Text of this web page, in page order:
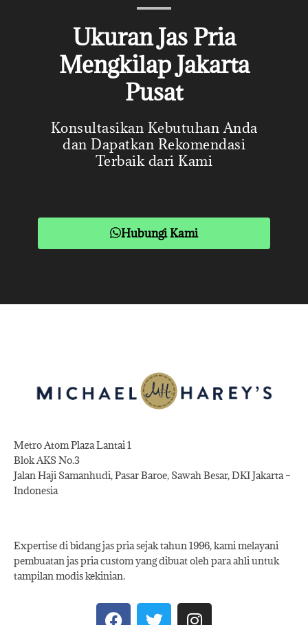
Ukuran Jas Pria
Mengkilap Jakarta
Pusat
Konsultasikan Kebutuhan Anda
dan Dapatkan Rekomendasi
Terbaik dari Kami
Hubungi Kami
Metro Atom Plaza Lantai 1
Blok AKS No.3
Jalan Haji Samanhudi, Pasar Baroe, Sawah Besar, DKI Jakarta –
Indonesia
Expertise di bidang jas pria sejak tahun 1996, kami melayani
pembuatan jas pria custom yang dibuat oleh para ahli untuk
tampilan modis kekinian.